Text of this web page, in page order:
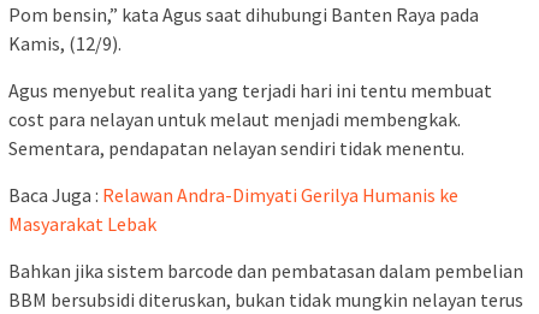
Pom bensin,” kata Agus saat dihubungi Banten Raya pada
Kamis, (12/9).
Agus menyebut realita yang terjadi hari ini tentu membuat
cost para nelayan untuk melaut menjadi membengkak.
Sementara, pendapatan nelayan sendiri tidak menentu.
Baca Juga : Relawan Andra-Dimyati Gerilya Humanis ke
Masyarakat Lebak
Bahkan jika sistem barcode dan pembatasan dalam pembelian
BBM bersubsidi diteruskan, bukan tidak mungkin nelayan terus